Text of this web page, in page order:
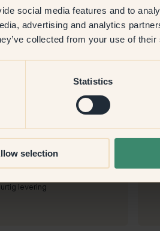
social media features and to
advertising and analytics
collected from your use of
Statistics
selection
let og giver en smuk farve,
levering
At